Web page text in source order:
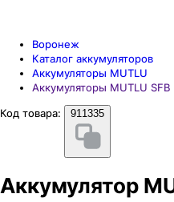
Воронеж
Каталог аккумуляторов
Аккумуляторы MUTLU
Аккумуляторы MUTLU SFB
Код товара:
911335
Аккумулятор